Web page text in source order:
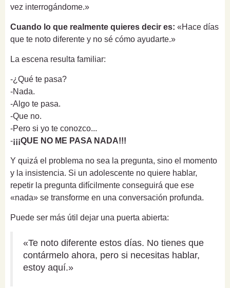
vez interrogándome.»
Cuando lo que realmente quieres decir es: «Hace días
que te noto diferente y no sé cómo ayudarte.»
La escena resulta familiar:
-¿Qué te pasa?
-Nada.
-Algo te pasa.
-Que no.
-Pero si yo te conozco...
-¡¡¡QUE NO ME PASA NADA!!!
Y quizá el problema no sea la pregunta, sino el momento
y la insistencia. Si un adolescente no quiere hablar,
repetir la pregunta difícilmente conseguirá que ese
«nada» se transforme en una conversación profunda.
Puede ser más útil dejar una puerta abierta:
«Te noto diferente estos días. No tienes que
contármelo ahora, pero si necesitas hablar,
estoy aquí.»